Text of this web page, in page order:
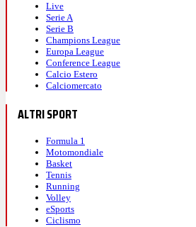
Live
Serie A
Serie B
Champions League
Europa League
Conference League
Calcio Estero
Calciomercato
ALTRI SPORT
Formula 1
Motomondiale
Basket
Tennis
Running
Volley
eSports
Ciclismo